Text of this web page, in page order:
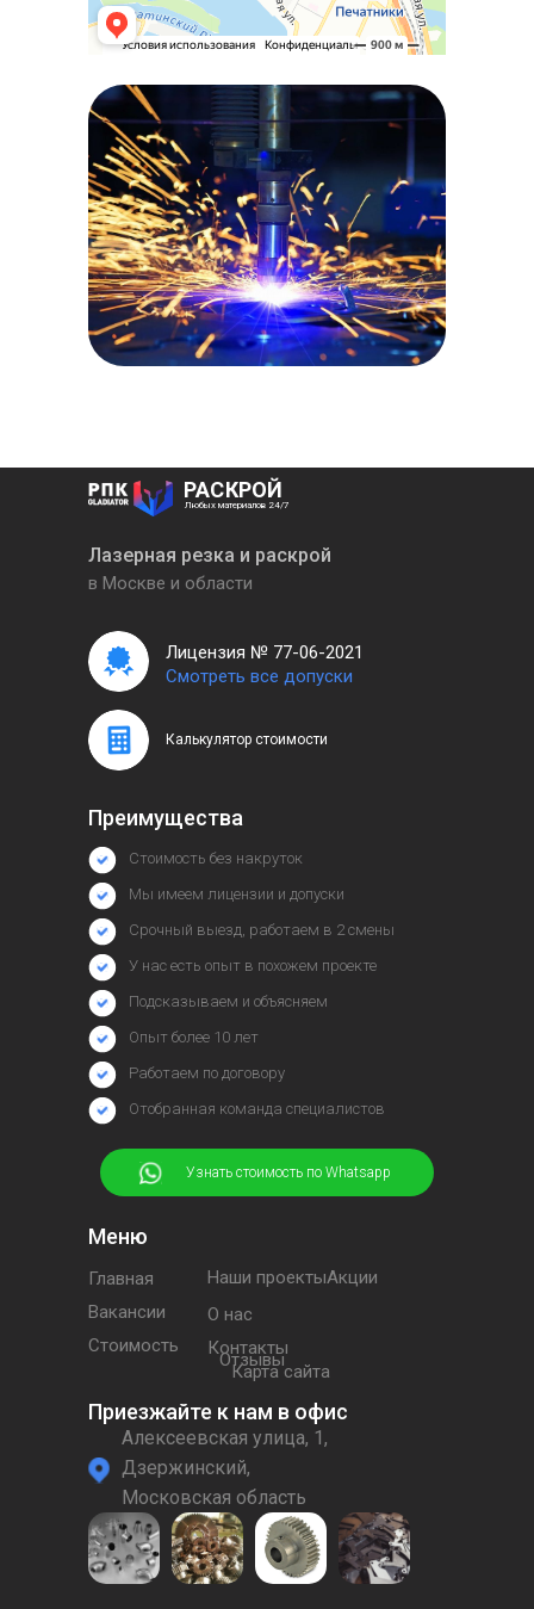
Лазерная резка и раскрой
Алексеевская улица, 1,
Дзержинский,
Московская область
Любых материалов 24/7
РАСКРОЙ
Меню
Главная
Вакансии
Стоимость
Наши проектыАкции
О нас
Контакты
Преимущества
Приезжайте к нам в офис
Стоимость без накруток
Мы имеем лицензии и допуски
Срочный выезд, работаем в 2 смены
У нас есть опыт в похожем проекте
Подсказываем и объясняем
Опыт более 10 лет
Работаем по договору
в Москве и области
⠀⠀⠀⠀Узнать стоимость по Whatsapp
Лицензия № 77-06-2021
Смотреть все допуски
Калькулятор стоимости
Отобранная команда специалистов
Отзывы
Карта сайта